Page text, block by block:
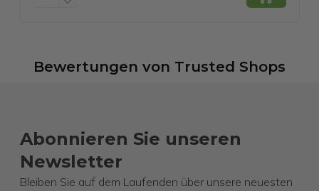
Bewertungen von Trusted Shops
Abonnieren Sie unseren
Newsletter
Bleiben Sie auf dem Laufenden über unsere neuesten